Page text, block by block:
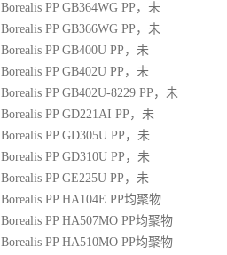
Borealis PP GB364WG PP ，未
Borealis PP GB366WG PP ，未
Borealis PP GB400U PP ，未
Borealis PP GB402U PP ，未
Borealis PP GB402U-8229 PP ，未
Borealis PP GD221AI PP ，未
Borealis PP GD305U PP ，未
Borealis PP GD310U PP ，未
Borealis PP GE225U PP ，未
Borealis PP HA104E PP均聚物
Borealis PP HA507MO PP均聚物
Borealis PP HA510MO PP均聚物